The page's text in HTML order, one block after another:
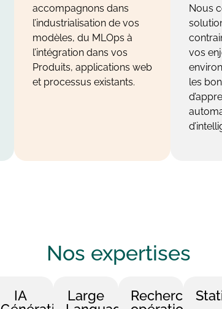
accompagnons dans
l’industrialisation de vos
modèles, du MLOps à
l’intégration dans vos
Produits, applications web
et processus existants.
Nous
vos
les
Nos expertises
IA
Large
Recherche